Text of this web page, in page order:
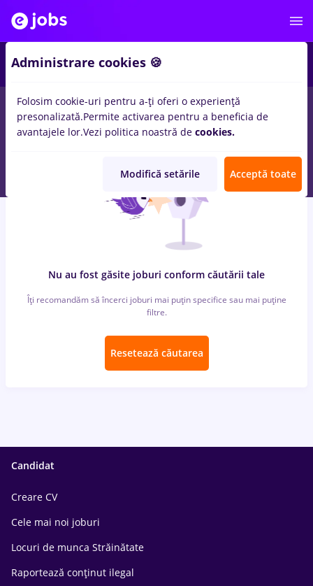
locuri de muncafaiantar, Full time in Cluj-Napoca
Fara experientainBanci, IT / Telecom
Nu au fost găsite joburi conform căutării tale
Îți recomandăm să încerci joburi mai puțin specifice sau mai puține
filtre.
Resetează căutarea
Candidat
Creare CV
Cele mai noi joburi
Locuri de munca Străinătate
Raportează conținut ilegal
Administrare cookies 🍪
Folosim cookie-uri pentru a-ți oferi o experiență
presonalizată.Permite activarea pentru a beneficia de
avantajele lor.Vezi politica noastră de cookies.
Modifică setările Acceptă toate